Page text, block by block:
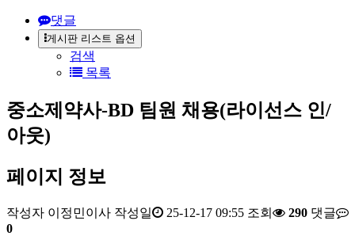
댓글
게시판 리스트 옵션
검색
목록
중소제약사-BD 팀원 채용(라이선스 인/
아웃)
페이지 정보
작성자 이정민이사 작성일 25-12-17 09:55 조회 290 댓글
0